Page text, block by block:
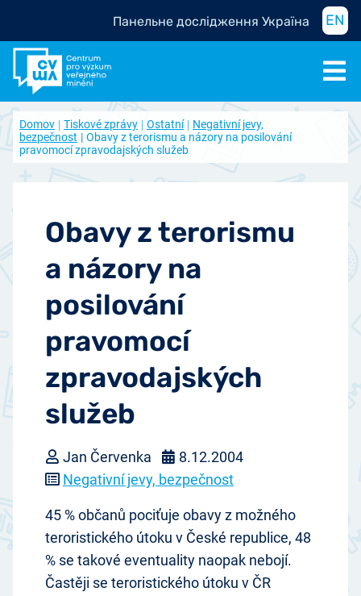
Панельне дослідження Україна EN
Domov Tiskové zprávy Ostatní
Negativní jevy,
bezpečnost
Obavy z terorismu a názory na posilování
pravomocí zpravodajských služeb
Obavy z terorismu
a názory na
posilování
pravomocí
zpravodajských
služeb
Jan Červenka
8.12.2004
Negativní jevy, bezpečnost
45 % občanů pociťuje obavy z možného
teroristického útoku v České republice, 48
% se takové eventuality naopak nebojí.
Častěji se teroristického útoku v ČR